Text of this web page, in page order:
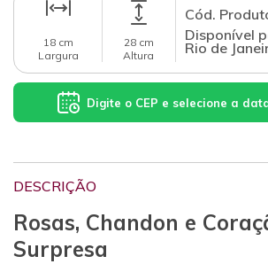
18 cm
Largura
28 cm
Altura
Cód.
Disponível
Rio de
Digite o CEP e selecione a
DESCRIÇÃO
Rosas, Chandon e
Surpresa